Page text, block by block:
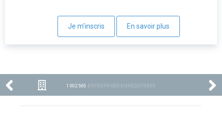
Je m'inscris En savoir plus
1 002 565 ENTREPRISES ENREGISTRÉES